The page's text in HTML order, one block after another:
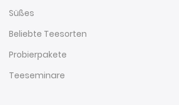
Süßes
Beliebte Teesorten
Probierpakete
Teeseminare